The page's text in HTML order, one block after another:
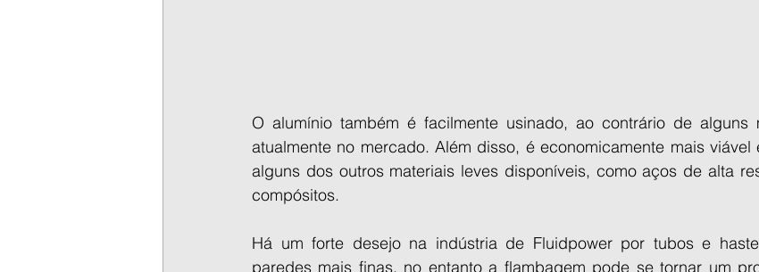
O alumínio também é facilmente usinado, ao contrário de alguns
atualmente no mercado. Além disso, é economicamente mais
alguns dos outros materiais leves disponíveis, como aços de alta
compósitos.
Há um forte desejo na indústria de Fluidpower por tubos e
paredes mais finas, no entanto a flambagem pode se tornar um